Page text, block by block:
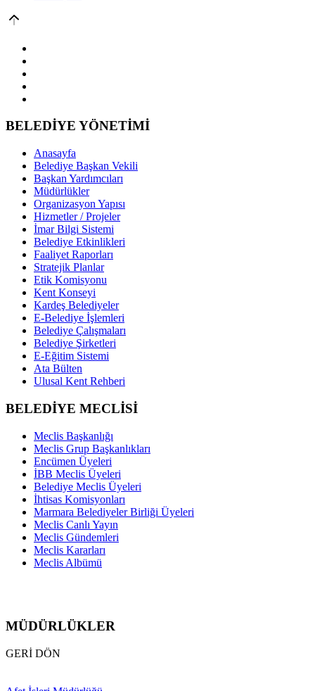
BELEDİYE YÖNETİMİ
Anasayfa
Belediye Başkan Vekili
Başkan Yardımcıları
Müdürlükler
Organizasyon Yapısı
Hizmetler / Projeler
İmar Bilgi Sistemi
Belediye Etkinlikleri
Faaliyet Raporları
Stratejik Planlar
Etik Komisyonu
Kent Konseyi
Kardeş Belediyeler
E-Belediye İşlemleri
Belediye Çalışmaları
Belediye Şirketleri
E-Eğitim Sistemi
Ata Bülten
Ulusal Kent Rehberi
BELEDİYE MECLİSİ
Meclis Başkanlığı
Meclis Grup Başkanlıkları
Encümen Üyeleri
İBB Meclis Üyeleri
Belediye Meclis Üyeleri
İhtisas Komisyonları
Marmara Belediyeler Birliği Üyeleri
Meclis Canlı Yayın
Meclis Gündemleri
Meclis Kararları
Meclis Albümü
MÜDÜRLÜKLER
GERİ DÖN